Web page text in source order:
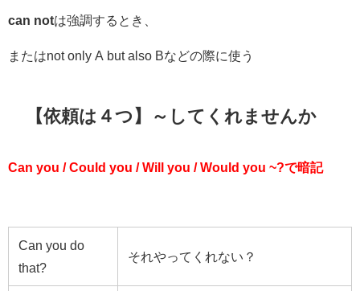
can notは強調するとき、
またはnot only A but also Bなどの際に使う
【依頼は４つ】～してくれませんか
Can you / Could you / Will you / Would you ~?で暗記
Can you do
that?
それやってくれない？